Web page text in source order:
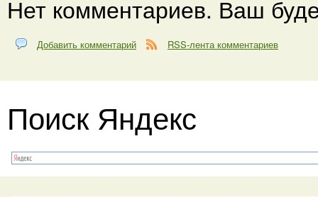
Нет комментариев. Ваш
Добавить комментарий RSS-лента комментариев
Поиск Яндекс